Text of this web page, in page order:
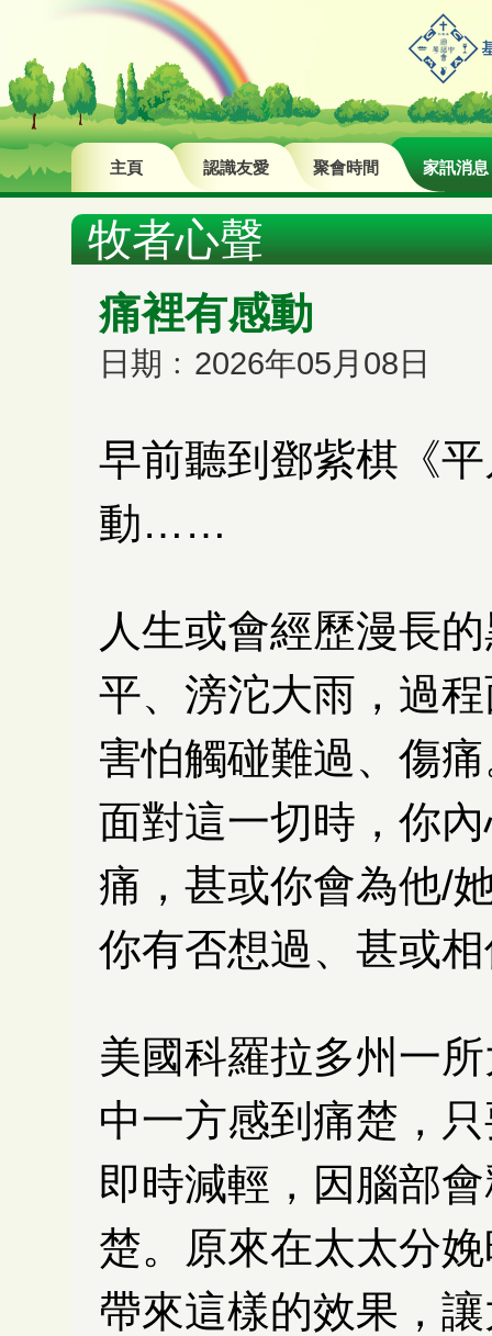
主頁 認識友愛 聚會時間 家訊消息
牧者心聲
痛裡有感動
日期﹕2026年05月08日
早前聽到鄧紫棋《
動……
人生或會經歷漫長
平、滂沱大雨，過
害怕觸碰難過、傷
面對這一切時，你
痛，甚或你會為他/
你有否想過、甚或
美國科羅拉多州一
中一方感到痛楚，
即時減輕，因腦部
楚。原來在太太分
帶來這樣的效果，